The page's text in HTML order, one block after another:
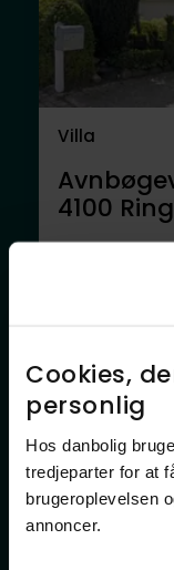
Cookies,
personlig​
Hos danbolig
tredjeparter for at
brugeroplevelsen
annoncer.​
Villa
4100